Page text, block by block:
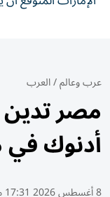
عرب وعالم/العرب
مصر
أدنوك
8 أغسطس 2026 17:31 مساء